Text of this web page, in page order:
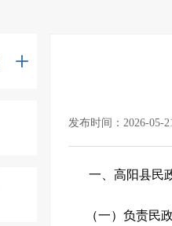
发布时间：2026-05-
一、高阳县民
（一）负责民